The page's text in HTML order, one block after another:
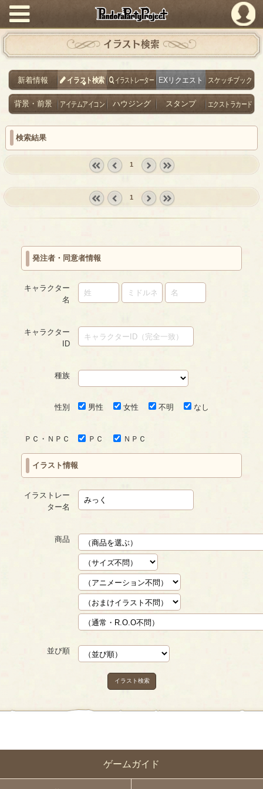
PandoraPartyProject
ゲームガイド
イラスト検索
新着情報 イラスト検索 イラストレーター EXリクエスト スケッチブック
背景・前景 アイテムアイコン ハウジング スタンプ エクストラカード
検索結果
prev
1
1
発注者・同意者情報
キャラクター
名
キャラクター
ID
種族
性別 男性 女性 不明 なし
ＰＣ・ＮＰＣ ＰＣ ＮＰＣ
イラスト情報
イラストレー
ター名
商品
並び順
イラスト検索